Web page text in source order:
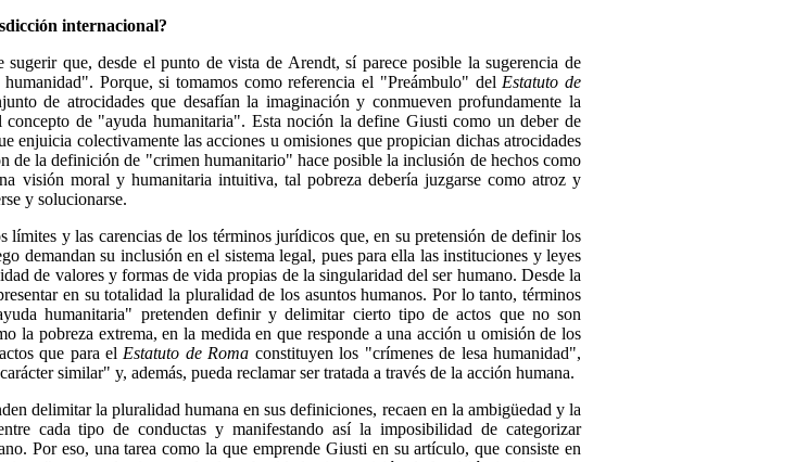
internacional?
que, desde el punto de vista de Arendt, sí parece posible la sugerencia de
Porque, si tomamos como referencia el "Preámbulo" del Estatuto de
de atrocidades que desafían la imaginación y conmueven profundamente la
de "ayuda humanitaria". Esta noción la define Giusti como un deber de
enjuicia colectivamente las acciones u omisiones que propician dichas atrocidades
de la definición de "crimen humanitario" hace posible la inclusión de hechos como
visión moral y humanitaria intuitiva, tal pobreza debería juzgarse como atroz y
y solucionarse.
límites y las carencias de los términos jurídicos que, en su pretensión de definir los
demandan su inclusión en el sistema legal, pues para ella las instituciones y leyes
de valores y formas de vida propias de la singularidad del ser humano. Desde la
en su totalidad la pluralidad de los asuntos humanos. Por lo tanto, términos
humanitaria" pretenden definir y delimitar cierto tipo de actos que no son
la pobreza extrema, en la medida en que responde a una acción u omisión de los
que para el Estatuto de Roma constituyen los "crímenes de lesa humanidad",
similar" y, además, pueda reclamar ser tratada a través de la acción humana.
delimitar la pluralidad humana en sus definiciones, recaen en la ambigüedad y la
cada tipo de conductas y manifestando así la imposibilidad de categorizar
Por eso, una tarea como la que emprende Giusti en su artículo, que consiste en